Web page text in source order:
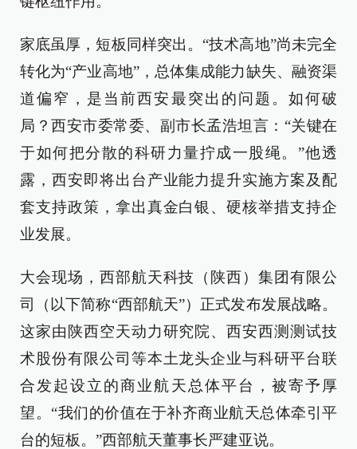
家底虽厚，短板同样突出。“技术高地”尚未完全
转化为“产业高地”，总体集成能力缺失、融资渠
道偏窄，是当前西安最突出的问题。如何破
局？西安市委常委、副市长孟浩坦言：“关键在
于如何把分散的科研力量拧成一股绳。”他透
露，西安即将出台产业能力提升实施方案及配
套支持政策，拿出真金白银、硬核举措支持企
业发展。
大会现场，西部航天科技（陕西）集团有限公
司（以下简称“西部航天”）正式发布发展战略。
这家由陕西空天动力研究院、西安西测测试技
术股份有限公司等本土龙头企业与科研平台联
合发起设立的商业航天总体平台，被寄予厚
望。“我们的价值在于补齐商业航天总体牵引平
台的短板。”西部航天董事长严建亚说。